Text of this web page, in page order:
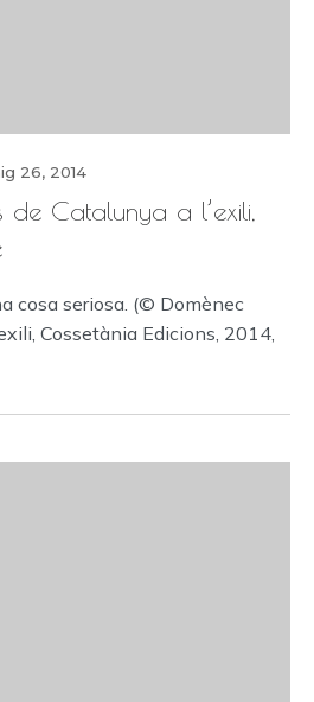
26, 2014
de Catalunya a l’exili,
cosa seriosa. (© Domènec
Cossetània Edicions, 2014,